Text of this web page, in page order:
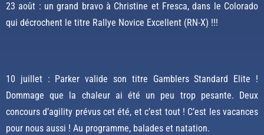
23 août : un grand bravo à Christine et Fresca, dans le Colorado
qui décrochent le titre Rallye Novice Excellent (RN-X) !!!
10 juillet : Parker valide son titre Gamblers Standard Elite !
Dommage que la chaleur ai été un peu trop pesante. Deux
concours d’agility prévus cet été, et c’est tout ! C’est les vacances
pour nous aussi ! Au programme, balades et natation.